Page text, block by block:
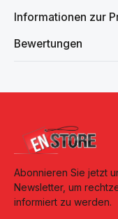
Informationen zur
Bewertungen
Abonnieren Sie jetzt
Newsletter, um
informiert zu werden.